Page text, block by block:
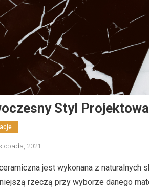
Styl
2021
jest wykonana z
rzeczą przy wyborze danego
Dom I Ogród
Jak Wybrać Materiały
Praktyczny Przewodnik
17 lutego, 2026 Redaktor